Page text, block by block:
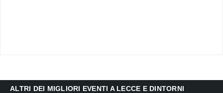
ALTRI DEI MIGLIORI EVENTI A LECCE E DINTORNI